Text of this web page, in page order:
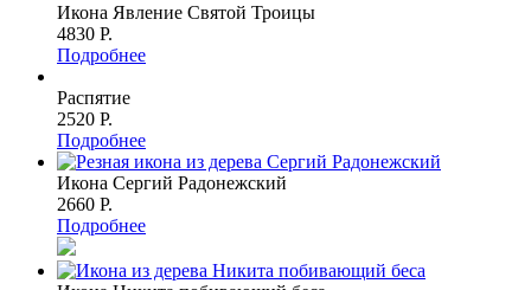
Икона Явление Святой Троицы
4830 P.
Подробнее
Распятие
2520 P.
Подробнее
Икона Сергий Радонежский
2660 P.
Подробнее